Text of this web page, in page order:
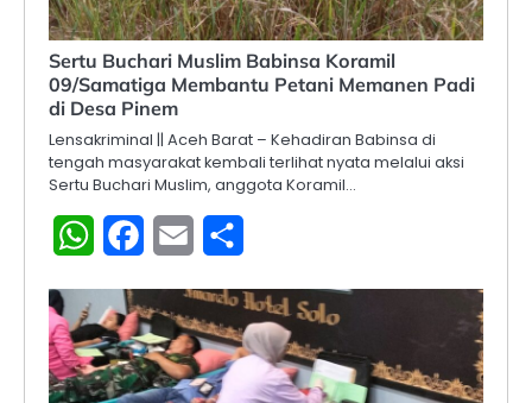
Sertu Buchari Muslim Babinsa Koramil
09/Samatiga Membantu Petani Memanen Padi
di Desa Pinem
Lensakriminal || Aceh Barat – Kehadiran Babinsa di
tengah masyarakat kembali terlihat nyata melalui aksi
Sertu Buchari Muslim, anggota Koramil…
WhatsAppFacebook
Email